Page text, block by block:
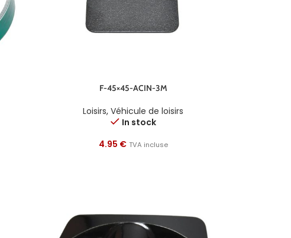
F-45×45-ACIN-3M
Loisirs,Véhicule de loisirs
In stock
4.95 € TVA incluse